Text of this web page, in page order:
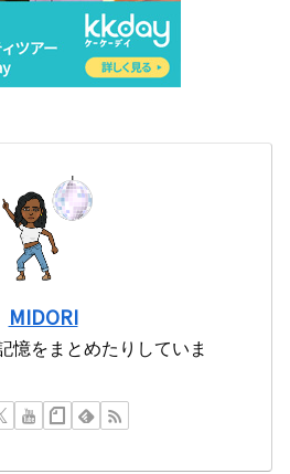
MIDORI
憶をまとめたりしていま